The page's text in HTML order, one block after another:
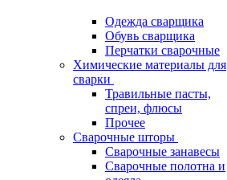
Одежда сварщика
Обувь сварщика
Перчатки сварочные
Химические материалы для
сварки
Травильные пасты,
спреи, флюсы
Прочее
Сварочные шторы
Сварочные занавесы
Сварочные полотна и